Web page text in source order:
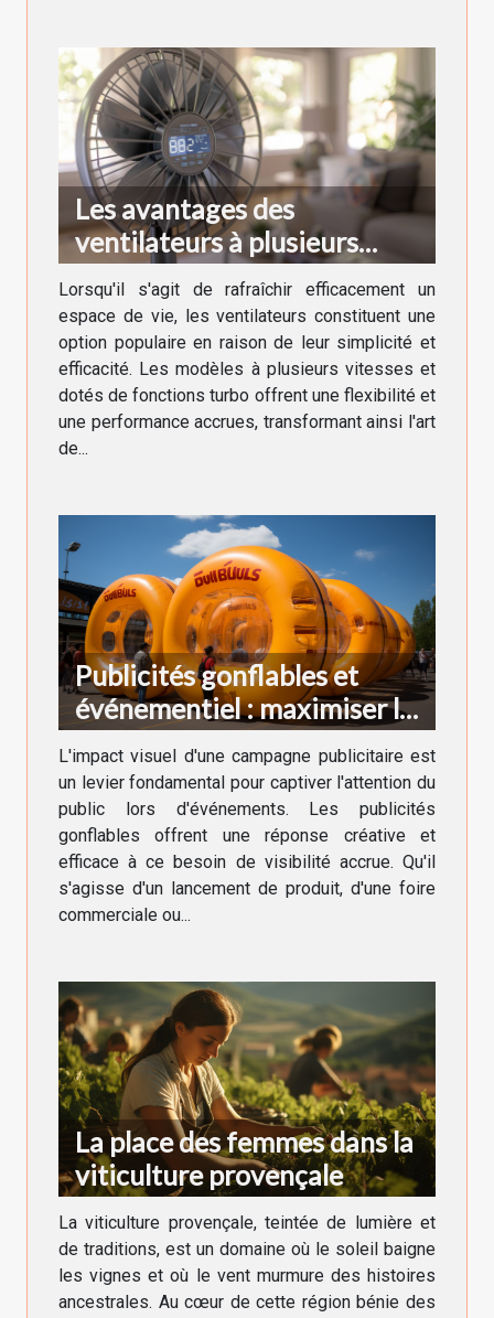
Les avantages des
ventilateurs à plusieurs
vitesses et fonctions turbo
Lorsqu'il s'agit de rafraîchir efficacement un
espace de vie, les ventilateurs constituent une
option populaire en raison de leur simplicité et
efficacité. Les modèles à plusieurs vitesses et
dotés de fonctions turbo offrent une flexibilité et
une performance accrues, transformant ainsi l'art
de...
Publicités gonflables et
événementiel : maximiser la
visibilité
L'impact visuel d'une campagne publicitaire est
un levier fondamental pour captiver l'attention du
public lors d'événements. Les publicités
gonflables offrent une réponse créative et
efficace à ce besoin de visibilité accrue. Qu'il
s'agisse d'un lancement de produit, d'une foire
commerciale ou...
La place des femmes dans la
viticulture provençale
La viticulture provençale, teintée de lumière et
de traditions, est un domaine où le soleil baigne
les vignes et où le vent murmure des histoires
ancestrales. Au cœur de cette région bénie des